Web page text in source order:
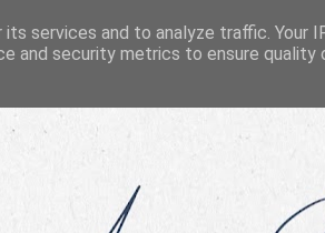
services and to analyze traffic. Your
and security metrics to ensure quality